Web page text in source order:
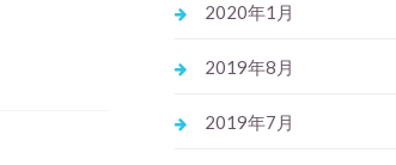
2020年1月
2019年8月
2019年7月